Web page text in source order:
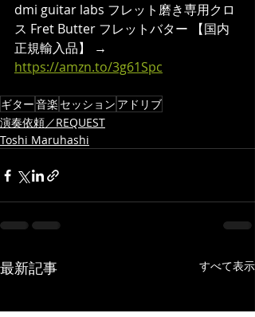
dmi guitar labs フレット磨き専用クロ
ス Fret Butter フレットバター 【国内
正規輸入品】 →
https://amzn.to/3g61Spc
ギター音楽 セッション アドリブ
演奏依頼／REQUEST
Toshi Maruhashi
最新記事 すべて表示